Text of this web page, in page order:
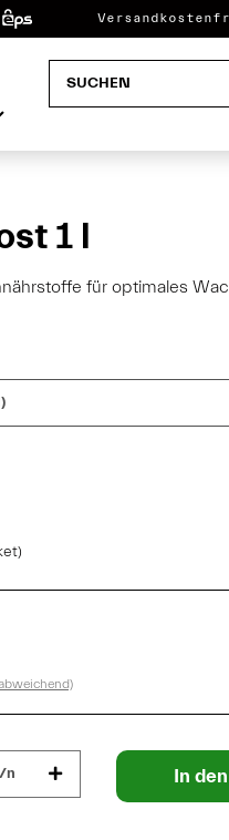
1 l
für optimales
n In